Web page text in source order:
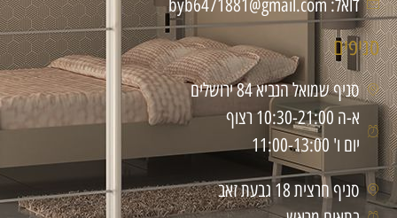
דואל: byb6471881@gmail.com
סניפים
סניף שמואל הנביא 84 ירושלים
א-ה 10:30-21:00 רצוף
יום ו' 11:00-13:00
סניף חרצית 18 גבעת זאב